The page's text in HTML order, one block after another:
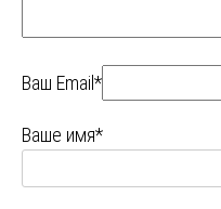
Ваш Email*
Ваше имя*